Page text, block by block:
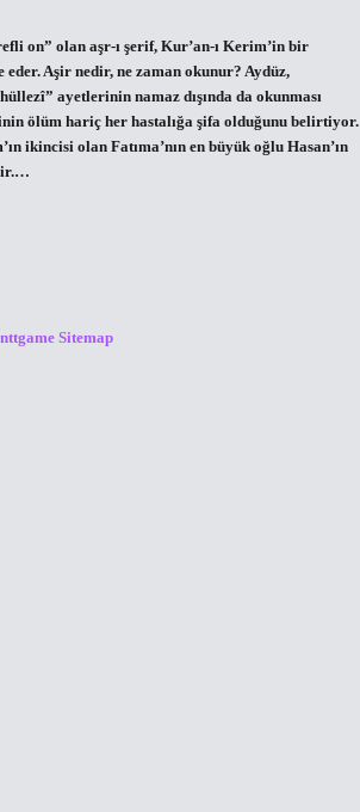
on” olan aşr-ı şerif, Kur’an-ı Kerim’in bir
Aşir nedir, ne zaman okunur? Aydüz,
ayetlerinin namaz dışında da okunması
ölüm hariç her hastalığa şifa olduğunu belirtiyor.
ikincisi olan Fatıma’nın en büyük oğlu Hasan’ın
nttgame Sitemap